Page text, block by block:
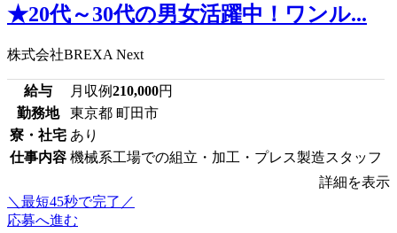
★20代～30代の男女活躍中！ワンル...
株式会社BREXA Next
給与 月収例210,000円
勤務地
東京都 町田市
寮・社宅 あり
仕事内容 機械系工場での組立・加工・プレス製造スタッフ
詳細を表示
＼最短45秒で完了／
応募へ進む